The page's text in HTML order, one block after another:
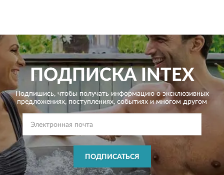
ПОДПИСКАINTEX
Подпишись, чтобы получать информацию о эксклюзивных
предложениях, поступлениях, событиях и многом другом
ПОДПИСАТЬСЯ